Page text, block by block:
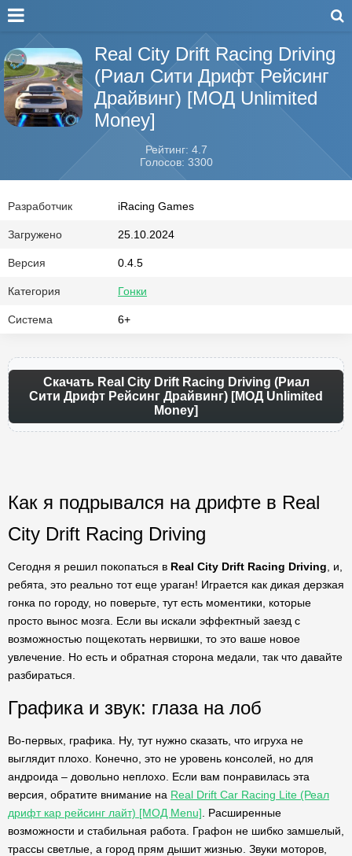
Real City Drift Racing Driving
(Риал Сити Дрифт Рейсинг
Драйвинг) [МОД Unlimited
Money]
Рейтинг: 4.7
Голосов: 3300
Разработчик iRacing Games
Загружено 25.10.2024
Версия 0.4.5
Категория Гонки
Система 6+
Скачать Real City Drift Racing Driving (Риал
Сити Дрифт Рейсинг Драйвинг) [МОД Unlimited
Money]
Как я подрывался на дрифте в Real
City Drift Racing Driving
Сегодня я решил покопаться в Real City Drift Racing Driving , и,
ребята, это реально тот еще ураган! Играется как дикая дерзкая
гонка по городу, но поверьте, тут есть моментики, которые
просто вынос мозга. Если вы искали эффектный заезд с
возможностью пощекотать нервишки, то это ваше новое
увлечение. Но есть и обратная сторона медали, так что давайте
разбираться.
Графика и звук: глаза на лоб
Во-первых, графика. Ну, тут нужно сказать, что игруха не
выглядит плохо. Конечно, это не уровень консолей, но для
андроида – довольно неплохо. Если вам понравилась эта
версия, обратите внимание на Real Drift Car Racing Lite (Реал
дрифт кар рейсинг лайт) [МОД Menu] . Расширенные
возможности и стабильная работа. Графон не шибко замшелый,
трассы светлые, а город прям дышит жизнью. Звуки моторов,